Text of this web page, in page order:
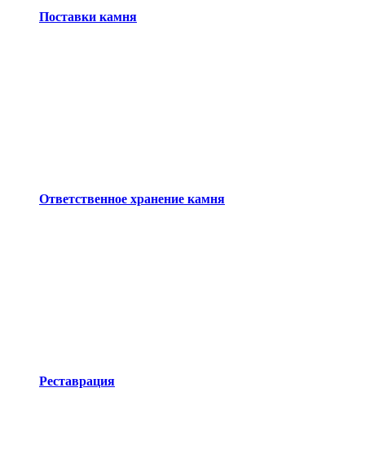
Поставки камня
Ответственное хранение камня
Реставрация